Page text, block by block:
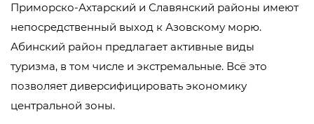
Приморско-Ахтарский и Славянский районы имеют
непосредственный выход к Азовскому морю.
Абинский район предлагает активные виды
туризма, в том числе и экстремальные. Всё это
позволяет диверсифицировать экономику
центральной зоны.